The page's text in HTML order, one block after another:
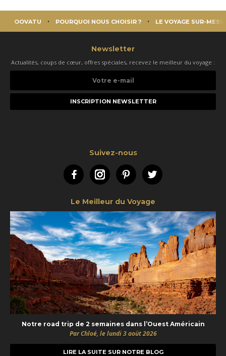
OOVATU POURQUOI NOUS CHOISIR ? LE VOYAGE SUR-
Newsletter
Actualités, coups de cœur, offres spéciales, recevez le meilleur du voyage :
e-
Suivez-nous
FacebookInstagramPinterestTwitter
Le Meilleur du Voyage
Notre road trip de 2 semaines dans l’Ouest Américain
Par Chloé, le lundi 3 août 2026
LIRE LA SUITE SUR NOTRE BLOG